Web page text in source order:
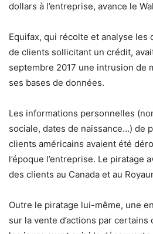
dollars à l’entreprise, avance le
Equifax, qui récolte et analyse les
de clients sollicitant un crédit,
septembre 2017 une intrusion de
ses bases de données.
Les informations personnelles
sociale, dates de naissance…) de
clients américains avaient été
l’époque l’entreprise. Le piratage
des clients au Canada et au
Outre le piratage lui-même, une
sur la vente d’actions par